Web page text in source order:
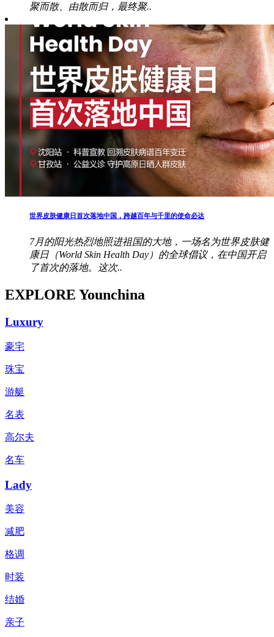
聚而散、由散而归，最终聚..
世界皮肤健康日首次落地中国，跨越百年与千里的使命必达
7月的阳光热烈地照进祖国的大地，一场名为世界皮肤健
康日（World Skin Health Day）的全球倡议，在中国开启
了首次的落地。这次..
EXPLORE Younchina
Luxury
豪宅
珠宝
游艇
名表
高尔夫
名车
Lady
美容
减肥
格调
时装
结婚
亲子